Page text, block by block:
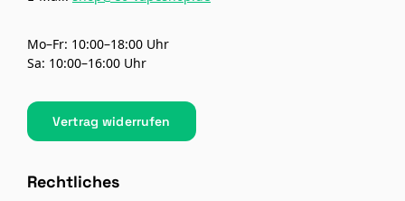
Mo–Fr: 10:00–18:00 Uhr
Sa: 10:00–16:00 Uhr
Vertrag widerrufen
Rechtliches